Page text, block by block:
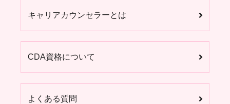
キャリアカウンセラーとは
CDA資格について
よくある質問